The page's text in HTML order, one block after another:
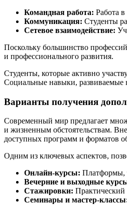
Командная работа: Работа
Коммуникация: Студенты
Сетевое взаимодействие:
Поскольку большинство
и профессионального развития.
Студенты, которые активно
Социальные навыки, развиваемые
Варианты получения
Современный мир предлагает
и жизненным обстоятельствам.
доступных программ и форматов
Одним из ключевых аспектов,
Онлайн-курсы: Платформы,
Вечерние и выходные
Стажировки: Практический
Семинары и мастер-